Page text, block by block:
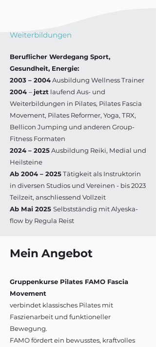
Weiterbildungen
Beruflicher Werdegang Sport,
Gesundheit, Energie:
2003 – 2004Ausbildung Wellness Trainer
2004 –jetzt laufend Aus- und
Weiterbildungen in Pilates, Pilates Fascia
Movement, Pilates Reformer, Yoga, TRX,
Bellicon Jumping und anderen Group-
Fitness Formaten
2024 – 2025Ausbildung Reiki, Medial und
Heilsteine
Ab 2004 – 2025Tätigkeit als Instruktorin
in diversen Studios und Vereinen - bis 2023
Teilzeit, anschliessend Vollzeit
Ab Mai 2025 Selbstständig mit Alyeska-
flow by Regula Reist
Mein Angebot
Gruppenkurse Pilates FAMO Fascia
Movement
verbindet klassisches Pilates mit
Faszienarbeit und funktioneller
Bewegung.
FAMO fördert ein bewusstes, kraftvolles